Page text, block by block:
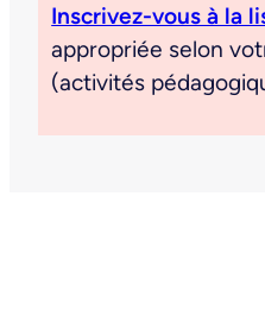
Inscrivez-vous à la
appropriée selon
(activités